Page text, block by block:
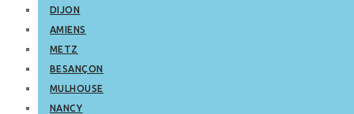
DIJON
AMIENS
METZ
BESANÇON
MULHOUSE
NANCY